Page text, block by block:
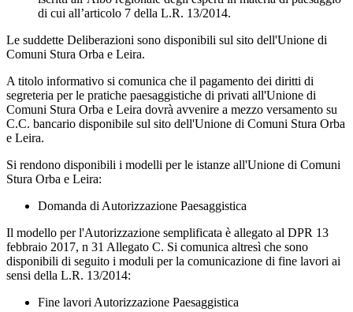
di cui all’articolo 7 della L.R. 13/2014.
Le suddette Deliberazioni sono disponibili sul sito dell'Unione di
Comuni Stura Orba e Leira.
A titolo informativo si comunica che il pagamento dei diritti di
segreteria per le pratiche paesaggistiche di privati all'Unione di
Comuni Stura Orba e Leira dovrà avvenire a mezzo versamento su
C.C. bancario disponibile sul sito dell'Unione di Comuni Stura Orba
e Leira.
Si rendono disponibili i modelli per le istanze all'Unione di Comuni
Stura Orba e Leira:
Domanda di Autorizzazione Paesaggistica
Il modello per l'Autorizzazione semplificata è allegato al DPR 13
febbraio 2017, n 31 Allegato C. Si comunica altresì che sono
disponibili di seguito i moduli per la comunicazione di fine lavori ai
sensi della L.R. 13/2014:
Fine lavori Autorizzazione Paesaggistica